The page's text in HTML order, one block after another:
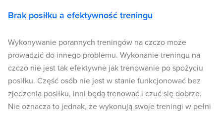
Brak posiłku a efektywność treningu
Wykonywanie porannych treningów na czczo może
prowadzić do innego problemu. Wykonanie treningu na
czczo nie jest tak efektywne jak trenowanie po spożyciu
posiłku. Część osób nie jest w stanie funkcjonować bez
zjedzenia posiłku, inni będą trenować i czuć się dobrze.
Nie oznacza to jednak, że wykonują swoje treningi w pełni